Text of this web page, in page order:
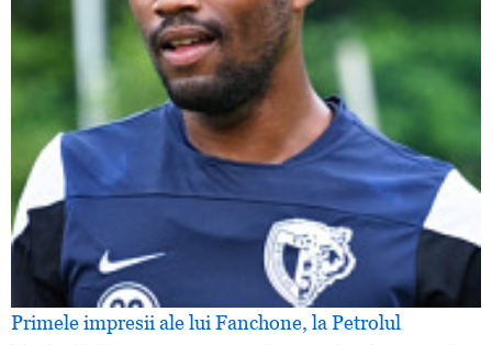
Primele impresii ale lui Fanchone, la Petrolul